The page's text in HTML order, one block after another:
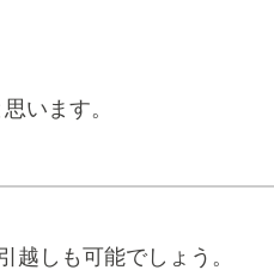
います。
越しも可能でしょう。